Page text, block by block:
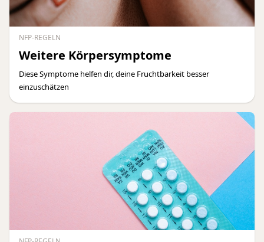
NFP-REGELN
Weitere Körpersymptome
Diese Symptome helfen dir, deine Fruchtbarkeit besser
einzuschätzen